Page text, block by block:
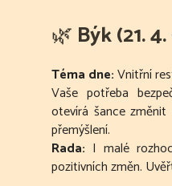
🌿 Býk (21.
Téma dne:Vnitřní
Vaše potřeba
otevírá šance
přemýšlení.
Rada: I malé
pozitivních změn.